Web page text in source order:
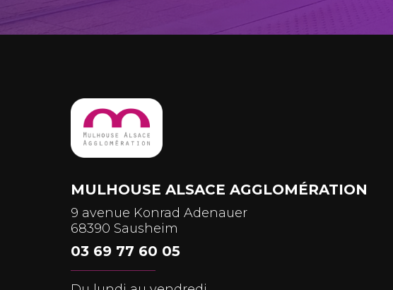
MULHOUSE ALSACE AGGLOMÉRATION
9 avenue Konrad Adenauer
68390 Sausheim
03 69 77 60 05